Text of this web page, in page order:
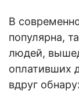
В
популярна,
людей,
оплативших
вдруг